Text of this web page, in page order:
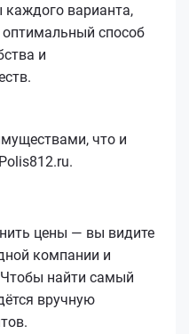
варианта,
способ
и
что и
цены — вы видите
компании и
Чтобы найти самый
вручную